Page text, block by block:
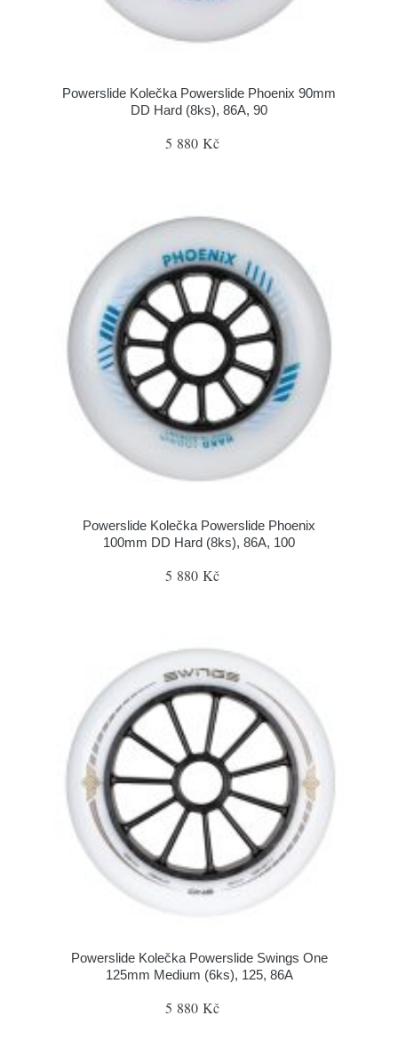
Powerslide Kolečka Powerslide Phoenix 90mm
DD Hard (8ks), 86A, 90
5 880 Kč
Powerslide Kolečka Powerslide Phoenix
100mm DD Hard (8ks), 86A, 100
5 880 Kč
Powerslide Kolečka Powerslide Swings One
125mm Medium (6ks), 125, 86A
5 880 Kč